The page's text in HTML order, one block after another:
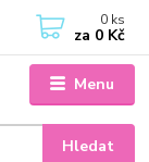
Menu
Hledat
0 ks
za 0 Kč